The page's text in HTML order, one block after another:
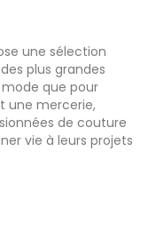
une sélection
plus grandes
que pour
une mercerie,
de couture
vie à leurs projets